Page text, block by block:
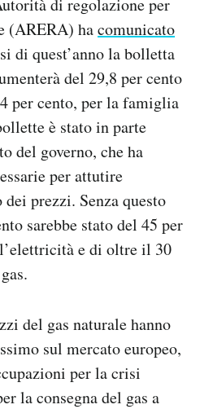
di regolazione per
(ARERA) hacomunicato
di quest’anno la bolletta
del 29,8 per cento
per cento, per la famiglia
è stato in parte
del governo, che ha
per attutire
prezzi. Senza questo
sarebbe stato del 45 per
e di oltre il 30
del gas naturale hanno
sul mercato europeo,
per la crisi
la consegna del gas a